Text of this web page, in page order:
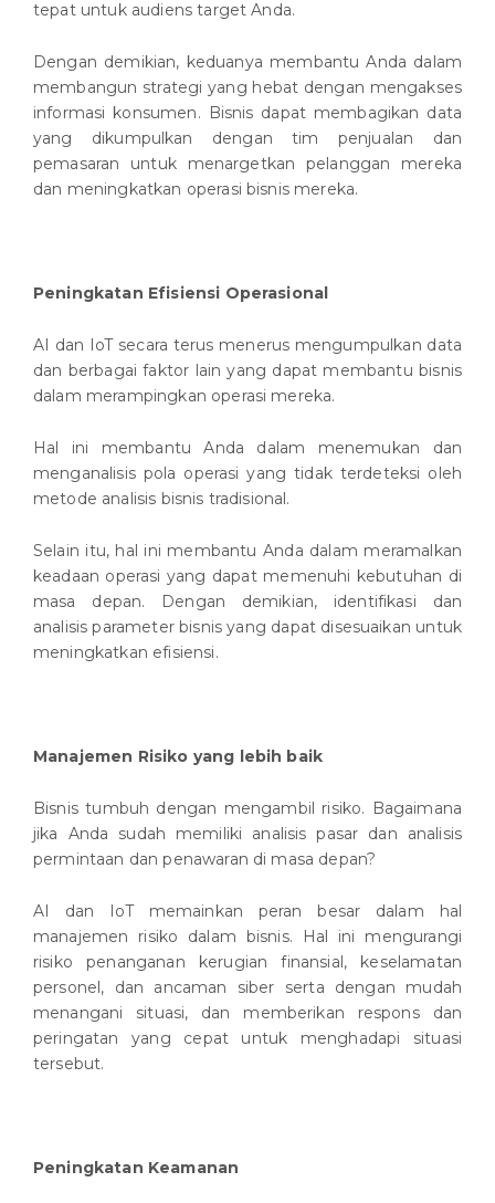
tepat untuk audiens target Anda.
Dengan demikian, keduanya membantu Anda dalam
membangun strategi yang hebat dengan mengakses
informasi konsumen. Bisnis dapat membagikan data
yang dikumpulkan dengan tim penjualan dan
pemasaran untuk menargetkan pelanggan mereka
dan meningkatkan operasi bisnis mereka.
Peningkatan Efisiensi Operasional
AI dan IoT secara terus menerus mengumpulkan data
dan berbagai faktor lain yang dapat membantu bisnis
dalam merampingkan operasi mereka.
Hal ini membantu Anda dalam menemukan dan
menganalisis pola operasi yang tidak terdeteksi oleh
metode analisis bisnis tradisional.
Selain itu, hal ini membantu Anda dalam meramalkan
keadaan operasi yang dapat memenuhi kebutuhan di
masa depan. Dengan demikian, identifikasi dan
analisis parameter bisnis yang dapat disesuaikan untuk
meningkatkan efisiensi.
Manajemen Risiko yang lebih baik
Bisnis tumbuh dengan mengambil risiko. Bagaimana
jika Anda sudah memiliki analisis pasar dan analisis
permintaan dan penawaran di masa depan?
AI dan IoT memainkan peran besar dalam hal
manajemen risiko dalam bisnis. Hal ini mengurangi
risiko penanganan kerugian finansial, keselamatan
personel, dan ancaman siber serta dengan mudah
menangani situasi, dan memberikan respons dan
peringatan yang cepat untuk menghadapi situasi
tersebut.
Peningkatan Keamanan